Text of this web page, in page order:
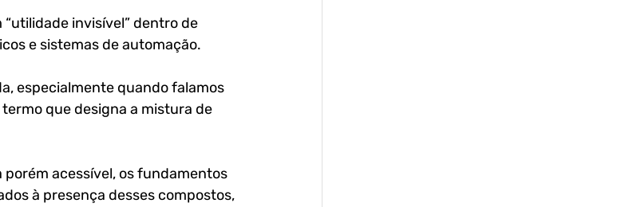
invisível” dentro de
e sistemas de automação.
especialmente quando falamos
que designa a mistura de
acessível, os fundamentos
à presença desses compostos,